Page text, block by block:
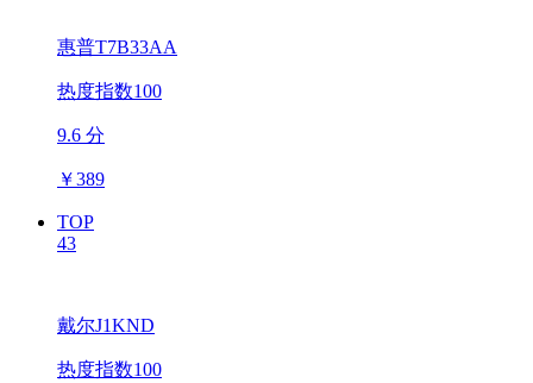
惠普T7B33AA
热度指数100
9.6 分
￥389
TOP
43
戴尔J1KND
热度指数100